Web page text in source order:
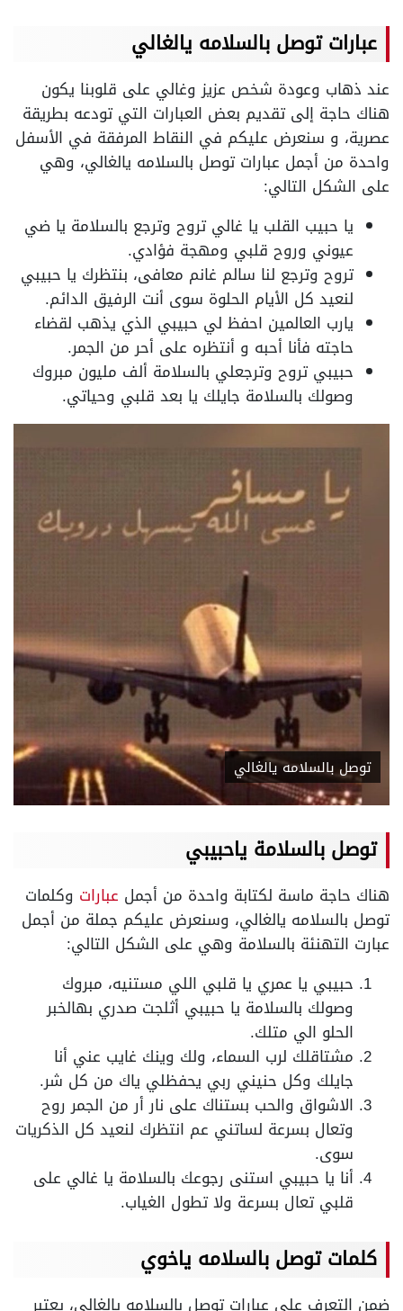
عبارات توصل بالسلامه يالغالي
عند ذهاب وعودة شخص عزيز وغالي على قلوبنا يكون
هناك حاجة إلى تقديم بعض العبارات التي تودعه بطريقة
عصرية، و سنعرض عليكم في النقاط المرفقة في الأسفل
واحدة من أجمل عبارات توصل بالسلامه يالغالي، وهي
على الشكل التالي:
يا حبيب القلب يا غالي تروح وترجع بالسلامة يا ضي
عيوني وروح قلبي ومهجة فؤادي.
تروح وترجع لنا سالم غانم معافى، بنتظرك يا حبيبي
لنعيد كل الأيام الحلوة سوى أنت الرفيق الدائم.
يارب العالمين احفظ لي حبيبي الذي يذهب لقضاء
حاجته فأنا أحبه و أنتظره على أحر من الجمر.
حبيبي تروح وترجعلي بالسلامة ألف مليون مبروك
وصولك بالسلامة جايلك يا بعد قلبي وحياتي.
توصل بالسلامه يالغالي
توصل بالسلامة ياحبيبي
هناك حاجة ماسة لكتابة واحدة من أجمل عبارات وكلمات
توصل بالسلامه يالغالي، وسنعرض عليكم جملة من أجمل
عبارت التهنئة بالسلامة وهي على الشكل التالي:
حبيبي يا عمري يا قلبي اللي مستنيه، مبروك
وصولك بالسلامة يا حبيبي أثلجت صدري بهالخبر
الحلو الي متلك.
مشتاقلك لرب السماء، ولك وينك غايب عني أنا
جايلك وكل حنيني ربي يحفظلي ياك من كل شر.
الاشواق والحب بستناك على نار أر من الجمر روح
وتعال بسرعة لساتني عم انتظرك لنعيد كل الذكريات
سوى.
أنا يا حبيبي استنى رجوعك بالسلامة يا غالي على
قلبي تعال بسرعة ولا تطول الغياب.
كلمات توصل بالسلامه ياخوي
ضمن التعرف على عبارات توصل بالسلامه يالغالي، يعتبر